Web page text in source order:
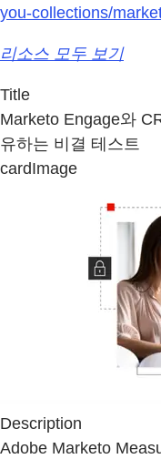
you-collections/
리소스 모두 보기
Title
Marketo Engage와
유하는 비결 테스트
cardImage
Description
Adobe Marketo